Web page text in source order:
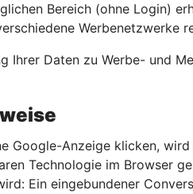
Bereich (ohne Login)
Werbenetzwerke
Ihrer Daten zu Werbe- und
Google-Anzeige klicken,
Technologie im Browser
Ein eingebundener